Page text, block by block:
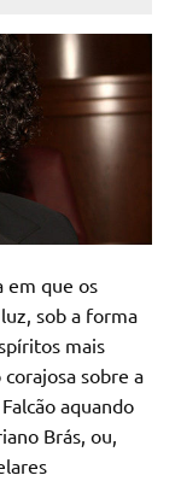
em que os
sob a forma
mais
sobre a
aquando
Brás, ou,